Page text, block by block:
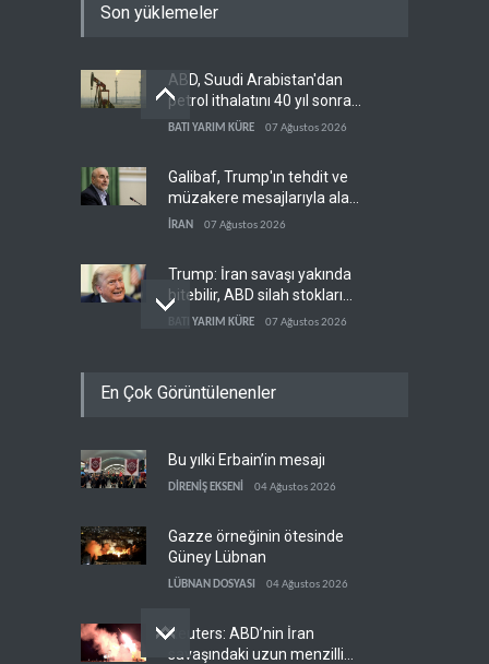
Son yüklemeler
ABD, Suudi Arabistan'dan
petrol ithalatını 40 yıl sonra
ilk kez durdurdu
BATI YARIM KÜRE 07 Ağustos 2026
Galibaf, Trump'ın tehdit ve
müzakere mesajlarıyla alay
etti
İRAN 07 Ağustos 2026
Trump: İran savaşı yakında
bitebilir, ABD silah stokları
zorlanıyor
BATI YARIM KÜRE 07 Ağustos 2026
yerine askeri üs projesi
İsrail ordusunda helikopter
krizi
En Çok Görüntülenenler
Bu yılki Erbain’in mesajı
DİRENİŞ EKSENİ 04 Ağustos 2026
Gazze örneğinin ötesinde
Güney Lübnan
LÜBNAN DOSYASI 04 Ağustos 2026
Reuters: ABD’nin İran
savaşındaki uzun menzilli